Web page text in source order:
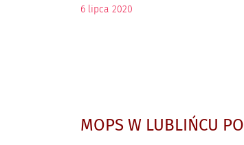
6 lipca 2020
MOPS W LUBLIŃCU